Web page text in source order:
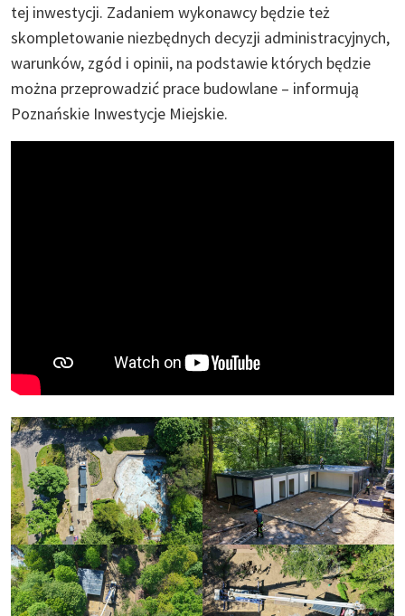
tej inwestycji. Zadaniem wykonawcy będzie też
skompletowanie niezbędnych decyzji administracyjnych,
warunków, zgód i opinii, na podstawie których będzie
można przeprowadzić prace budowlane – informują
Poznańskie Inwestycje Miejskie.